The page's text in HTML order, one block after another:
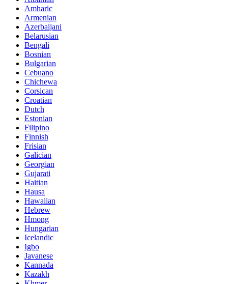
Amharic
Armenian
Azerbaijani
Belarusian
Bengali
Bosnian
Bulgarian
Cebuano
Chichewa
Corsican
Croatian
Dutch
Estonian
Filipino
Finnish
Frisian
Galician
Georgian
Gujarati
Haitian
Hausa
Hawaiian
Hebrew
Hmong
Hungarian
Icelandic
Igbo
Javanese
Kannada
Kazakh